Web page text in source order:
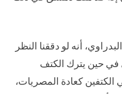
أنه لو دققنا النظر
في حين يترك الكتف
الكتفين كعادة المصريات،